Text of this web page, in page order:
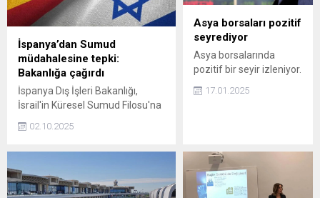
gözlemlendi.
İspanya’dan Sumud
müdahalesine tepki:
Bakanlığa çağırdı
İspanya Dış İşleri Bakanlığı,
İsrail'in Küresel Sumud Filosu'na
müdahalesi gerekçesiyle İsrail'in
Madrid Maslahatgüzarı'nı
02.10.2025
Asya borsaları pozitif
seyrediyor
Asya borsalarında
pozitif bir seyir izleniyor.
17.01.2025